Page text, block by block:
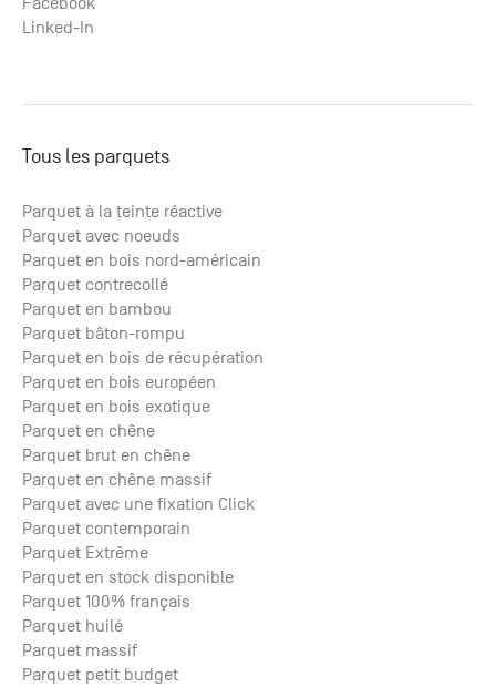
Linked-In
Tous les parquets
Parquet à la teinte réactive
Parquet avec noeuds
Parquet en bois nord-américain
Parquet contrecollé
Parquet en bambou
Parquet bâton-rompu
Parquet en bois de récupération
Parquet en bois européen
Parquet en bois exotique
Parquet en chêne
Parquet brut en chêne
Parquet en chêne massif
Parquet avec une fixation Click
Parquet contemporain
Parquet Extrême
Parquet en stock disponible
Parquet 100% français
Parquet huilé
Parquet massif
Parquet petit budget